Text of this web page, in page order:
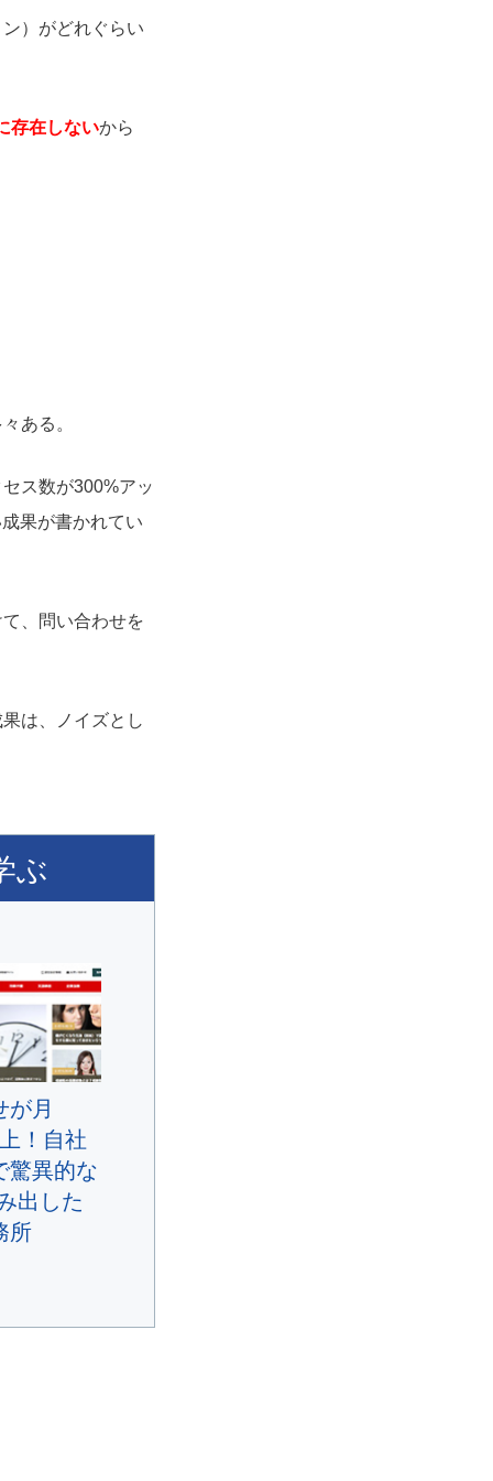
）がどれぐらい
存在しないから
ある。
ス数が300%アッ
果が書かれてい
、問い合わせを
は、ノイズとし
ぶ
が月
！自社
驚異的な
出した
所